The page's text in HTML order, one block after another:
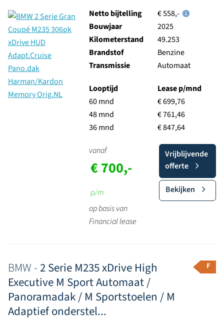
Netto bijtelling
€ 558,-
Bouwjaar
2025
Kilometerstand
49.253
Brandstof
Benzine
Transmissie
Automaat
Looptijd
60 mnd
48 mnd
36 mnd
Lease p/mnd
€ 699,76
€ 761,46
€ 847,64
vanaf
€ 700,-
p/m
op basis van
Financial lease
Vrijblijvende
offerte
Bekijken
BMW - 2 Serie M235 xDrive High
Executive M Sport Automaat /
Panoramadak / M Sportstoelen / M
Adaptief onderstel...
F